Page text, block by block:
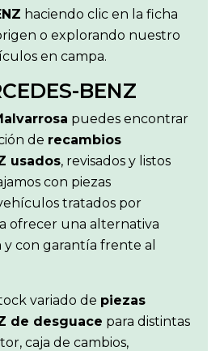
haciendo clic en la ficha
o explorando nuestro
en campa.
BENZ
puedes encontrar
de recambios
usados, revisados y listos
con piezas
tratados por
ofrecer una alternativa
con garantía frente al
variado de piezas
de desguace para distintas
caja de cambios,